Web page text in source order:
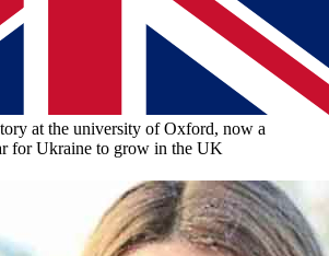
at the university of Oxford, now a
for Ukraine to grow in the UK